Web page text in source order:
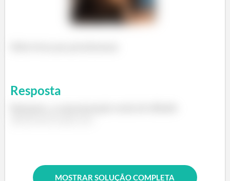
Resposta
MOSTRAR SOLUÇÃO COMPLETA